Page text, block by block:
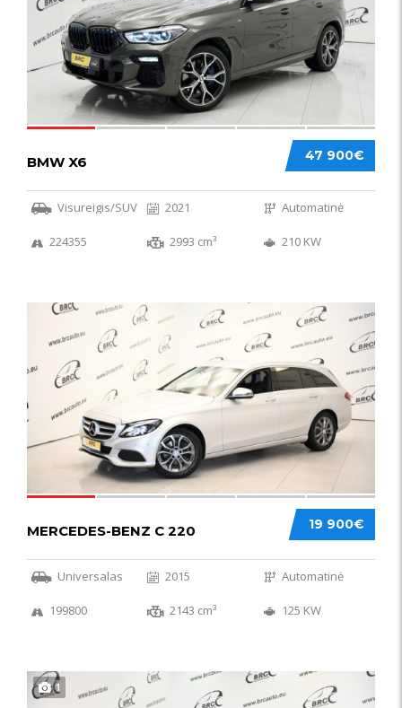
47 900€
BMW X6
Visureigis/SUV 2021 Automatinė
224355 2993 cm³ 210 KW
52
19 900€
MERCEDES-BENZ C 220
Universalas 2015 Automatinė
199800 2143 cm³ 125 KW
1